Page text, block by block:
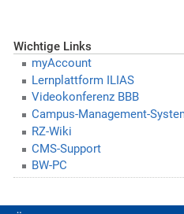
Wichtige Links
myAccount
Lernplattform ILIAS
Videokonferenz BBB
Campus-Management-
RZ-Wiki
CMS-Support
BW-PC